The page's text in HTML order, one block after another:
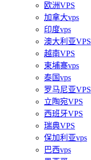
欧洲VPS
加拿大vps
印度vps
澳大利亚VPS
越南VPS
柬埔寨vps
泰国vps
罗马尼亚VPS
立陶宛VPS
西班牙VPS
瑞典VPS
保加利亚vps
巴西vps